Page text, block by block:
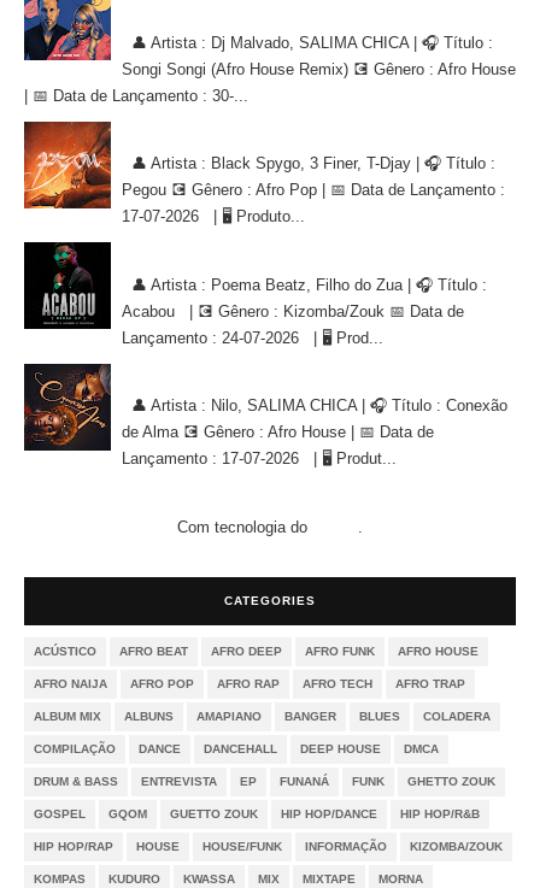
👤 Artista : Dj Malvado, SALIMA CHICA | 🎧 Título :
Songi Songi (Afro House Remix) 💽 Gênero : Afro House
| 📅 Data de Lançamento : 30-...
👤 Artista : Black Spygo, 3 Finer, T-Djay | 🎧 Título :
Pegou 💽 Gênero : Afro Pop | 📅 Data de Lançamento :
17-07-2026 | 🖥 Produto...
👤 Artista : Poema Beatz, Filho do Zua | 🎧 Título :
Acabou | 💽 Gênero : Kizomba/Zouk 📅 Data de
Lançamento : 24-07-2026 | 🖥 Prod...
👤 Artista : Nilo, SALIMA CHICA | 🎧 Título : Conexão
de Alma 💽 Gênero : Afro House | 📅 Data de
Lançamento : 17-07-2026 | 🖥 Produt...
Com tecnologia do .
CATEGORIES
ACÚSTICO AFRO BEAT AFRO DEEP AFRO FUNK AFRO HOUSE
AFRO NAIJA AFRO POP AFRO RAP AFRO TECH AFRO TRAP
ALBUM MIX ALBUNS AMAPIANO BANGER BLUES COLADERA
COMPILAÇÃO DANCE DANCEHALL DEEP HOUSE DMCA
DRUM & BASS ENTREVISTA EP FUNANÁ FUNK GHETTO ZOUK
GOSPEL GQOM GUETTO ZOUK HIP HOP/DANCE HIP HOP/R&B
HIP HOP/RAP HOUSE HOUSE/FUNK INFORMAÇÃO KIZOMBA/ZOUK
KOMPAS KUDURO KWASSA MIX MIXTAPE MORNA